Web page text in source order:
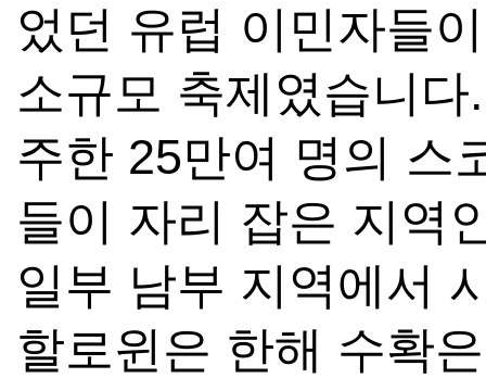
었던 유럽 이민자들
소규모 축제였습니
주한 25만여 명의 스
들이 자리 잡은 지역
일부 남부 지역에서
할로윈은 한해 수확